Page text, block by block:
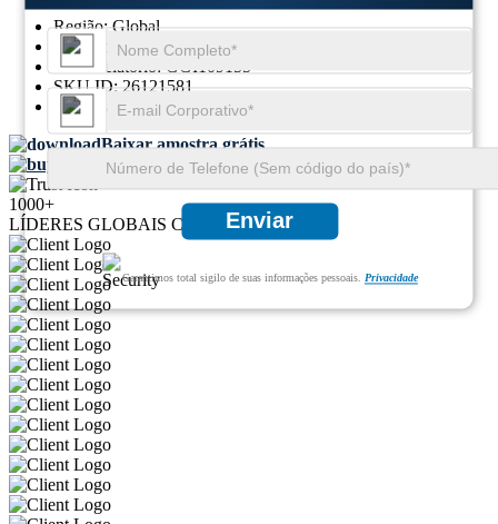
Região:Global
Formato:PDF
ID do relatório: GGI109155
SKU ID:26121581
Páginas: 108
Baixar amostra grátis
Compra rápida
1000+
LÍDERES GLOBAIS CONFIAM EM NÓS
Enviar
Garantimos total sigilo de suas informações pessoais. Privacidade